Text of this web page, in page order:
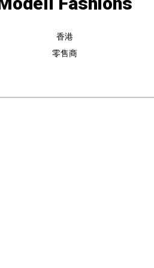
香港
零售商